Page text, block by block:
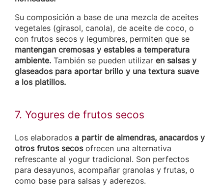
Su composición a base de una mezcla de aceites
vegetales (girasol, canola), de aceite de coco, o
con frutos secos y legumbres, permiten que se
mantengan cremosas y estables a temperatura
ambiente. También se pueden utilizar en salsas y
glaseados para aportar brillo y una textura suave
a los platillos.
7. Yogures de frutos secos
Los elaborados a partir de almendras, anacardos y
otros frutos secosofrecen una alternativa
refrescante al yogur tradicional. Son perfectos
para desayunos, acompañar granolas y frutas, o
como base para salsas y aderezos.